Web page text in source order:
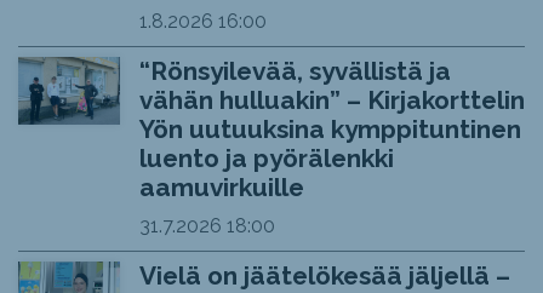
1.8.2026 16:00
“Rönsyilevää, syvällistä ja
vähän hulluakin” – Kirjakorttelin
Yön uutuuksina kymppituntinen
luento ja pyörälenkki
aamuvirkuille
31.7.2026 18:00
Vielä on jäätelökesää jäljellä –